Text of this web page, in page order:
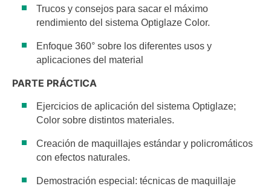
Trucos y consejos para sacar el máximo
rendimiento del sistema Optiglaze Color.
Enfoque 360° sobre los diferentes usos y
aplicaciones del material
PARTE PRÁCTICA
Ejercicios de aplicación del sistema Optiglaze;
Color sobre distintos materiales.
Creación de maquillajes estándar y policromáticos
con efectos naturales.
Demostración especial: técnicas de maquillaje